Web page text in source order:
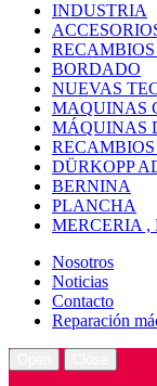
INDUSTRIA
BORDADO
NUEVAS
MAQUINAS
MÁQUINAS
DÜRKOPP
BERNINA
PLANCHA
MERCERIA ,
Nosotros
Noticias
Contacto
Reparación